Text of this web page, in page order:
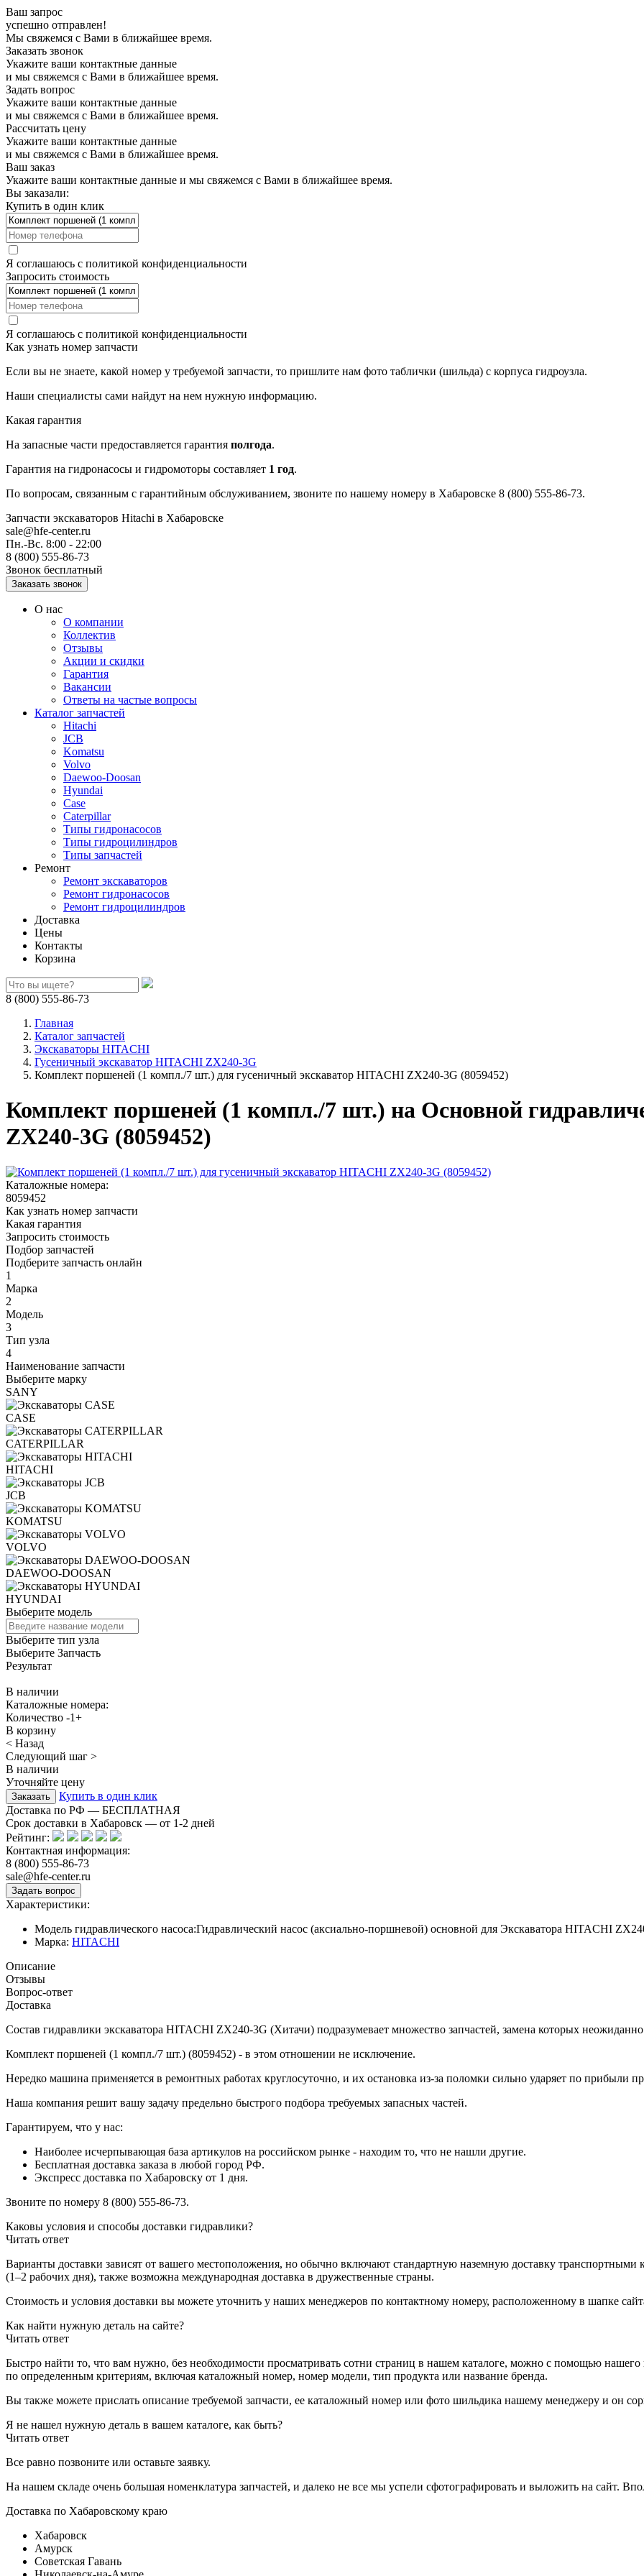
Ваш запрос
успешно отправлен!
Мы свяжемся с Вами в ближайшее время.
Заказать звонок
Укажите ваши контактные данные
и мы свяжемся с Вами в ближайшее время.
Задать вопрос
Укажите ваши контактные данные
и мы свяжемся с Вами в ближайшее время.
Рассчитать цену
Укажите ваши контактные данные
и мы свяжемся с Вами в ближайшее время.
Ваш заказ
Укажите ваши контактные данные и мы свяжемся с Вами в ближайшее время.
Вы заказали:
Купить в один клик
Я соглашаюсь с политикой конфиденциальности
Запросить стоимость
Я соглашаюсь с политикой конфиденциальности
Как узнать номер запчасти
Если вы не знаете, какой номер у требуемой запчасти, то пришлите нам фото таблички (шильда) с корпуса гидроузла.
Наши специалисты сами найдут на нем нужную информацию.
Какая гарантия
На запасные части предоставляется гарантия полгода.
Гарантия на гидронасосы и гидромоторы составляет 1 год.
По вопросам, связанным с гарантийным обслуживанием, звоните по нашему номеру в Хабаровске 8 (800) 555-86-73.
Запчасти экскаваторов Hitachi в Хабаровске
sale@hfe-center.ru
Пн.-Вс. 8:00 - 22:00
8 (800) 555-86-73
Звонок бесплатный
О нас
О компании
Коллектив
Отзывы
Акции и скидки
Гарантия
Вакансии
Ответы на частые вопросы
Каталог запчастей
Hitachi
JCB
Komatsu
Volvo
Daewoo-Doosan
Hyundai
Case
Caterpillar
Типы гидронасосов
Типы гидроцилиндров
Типы запчастей
Ремонт
Ремонт экскаваторов
Ремонт гидронасосов
Ремонт гидроцилиндров
Доставка
Цены
Контакты
Корзина
8 (800) 555-86-73
Главная
Каталог запчастей
Экскаваторы HITACHI
Гусеничный экскаватор HITACHI ZX240-3G
Комплект поршеней (1 компл./7 шт.) для гусеничный экскаватор HITACHI ZX240-3G (8059452)
Комплект поршеней (1 компл./7 шт.) на Основной
ZX240-3G (8059452)
Каталожные номера:
8059452
Как узнать номер запчасти
Какая гарантия
Запросить стоимость
Подбор запчастей
Подберите запчасть онлайн
1
Марка
2
Модель
3
Тип узла
4
Наименование запчасти
Выберите марку
SANY
CASE
CATERPILLAR
HITACHI
JCB
KOMATSU
VOLVO
DAEWOO-DOOSAN
HYUNDAI
Выберите модель
Выберите тип узла
Выберите Запчасть
Результат
В наличии
Каталожные номера:
Количество -1+
В корзину
< Назад
Следующий шаг >
В наличии
Уточняйте цену
Купить в один клик
Доставка по РФ — БЕСПЛАТНАЯ
Срок доставки в Хабаровск — от 1-2 дней
Рейтинг:
Контактная информация:
8 (800) 555-86-73
sale@hfe-center.ru
Характеристики:
Модель гидравлического насоса:Гидравлический насос (аксиально-поршневой) основной для Экскаватора HITACHI
Марка: HITACHI
Описание
Отзывы
Вопрос-ответ
Доставка
Состав гидравлики экскаватора HITACHI ZX240-3G (Хитачи) подразумевает множество запчастей, замена которых неожиданно
Комплект поршеней (1 компл./7 шт.) (8059452) - в этом отношении не исключение.
Нередко машина применяется в ремонтных работах круглосуточно, и их остановка из-за поломки сильно ударяет по прибыли
Наша компания решит вашу задачу предельно быстрого подбора требуемых запасных частей.
Гарантируем, что у нас:
Наиболее исчерпывающая база артикулов на российском рынке - находим то, что не нашли другие.
Бесплатная доставка заказа в любой город РФ.
Экспресс доставка по Хабаровску от 1 дня.
Звоните по номеру 8 (800) 555-86-73.
Каковы условия и способы доставки гидравлики?
Читать ответ
Варианты доставки зависят от вашего местоположения, но обычно включают стандартную наземную доставку транспортными
(1–2 рабочих дня), также возможна международная доставка в дружественные страны.
Стоимость и условия доставки вы можете уточнить у наших менеджеров по контактному номеру, расположенному в шапке
Как найти нужную деталь на сайте?
Читать ответ
Быстро найти то, что вам нужно, без необходимости просматривать сотни страниц в нашем каталоге, можно с помощью
по определенным критериям, включая каталожный номер, номер модели, тип продукта или название бренда.
Вы также можете прислать описание требуемой запчасти, ее каталожный номер или фото шильдика нашему менеджеру и он
Я не нашел нужную деталь в вашем каталоге, как быть?
Читать ответ
Все равно позвоните или оставьте заявку.
На нашем складе очень большая номенклатура запчастей, и далеко не все мы успели сфотографировать и выложить на сайт.
Доставка по Хабаровскому краю
Хабаровск
Амурск
Советская Гавань